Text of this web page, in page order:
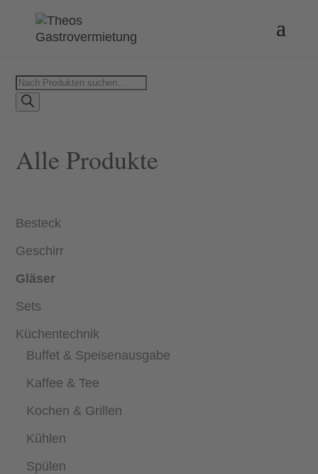
Products
search
Alle Produkte
Besteck
Geschirr
Gläser
Sets
Küchentechnik
Buffet & Speisenausgabe
Kaffee & Tee
Kochen & Grillen
Kühlen
Spülen